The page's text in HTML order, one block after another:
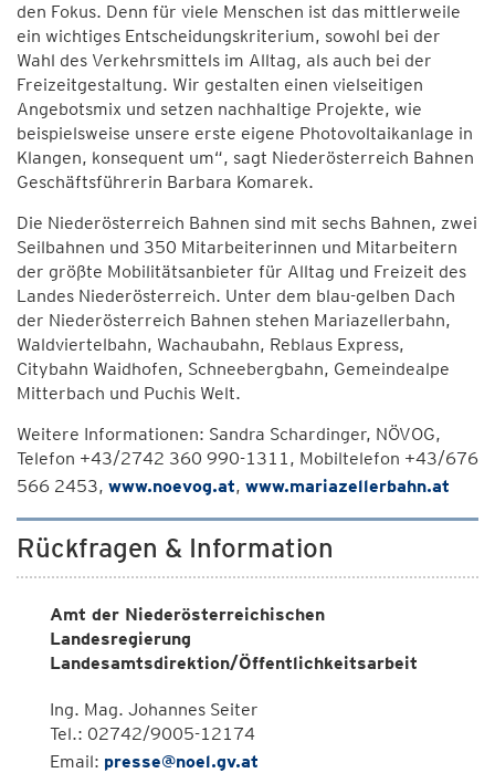
den Fokus. Denn für viele Menschen ist das mittlerweile
ein wichtiges Entscheidungskriterium, sowohl bei der
Wahl des Verkehrsmittels im Alltag, als auch bei der
Freizeitgestaltung. Wir gestalten einen vielseitigen
Angebotsmix und setzen nachhaltige Projekte, wie
beispielsweise unsere erste eigene Photovoltaikanlage in
Klangen, konsequent um“, sagt Niederösterreich Bahnen
Geschäftsführerin Barbara Komarek.
Die Niederösterreich Bahnen sind mit sechs Bahnen, zwei
Seilbahnen und 350 Mitarbeiterinnen und Mitarbeitern
der größte Mobilitätsanbieter für Alltag und Freizeit des
Landes Niederösterreich. Unter dem blau-gelben Dach
der Niederösterreich Bahnen stehen Mariazellerbahn,
Waldviertelbahn, Wachaubahn, Reblaus Express,
Citybahn Waidhofen, Schneebergbahn, Gemeindealpe
Mitterbach und Puchis Welt.
Weitere Informationen: Sandra Schardinger, NÖVOG,
Telefon +43/2742 360 990-1311, Mobiltelefon +43/676
566 2453, www.noevog.at, www.mariazellerbahn.at
Rückfragen & Information
Amt der Niederösterreichischen
Landesregierung
Landesamtsdirektion/Öffentlichkeitsarbeit
Ing. Mag. Johannes Seiter
Tel.: 02742/9005-12174
Email: presse@noel.gv.at